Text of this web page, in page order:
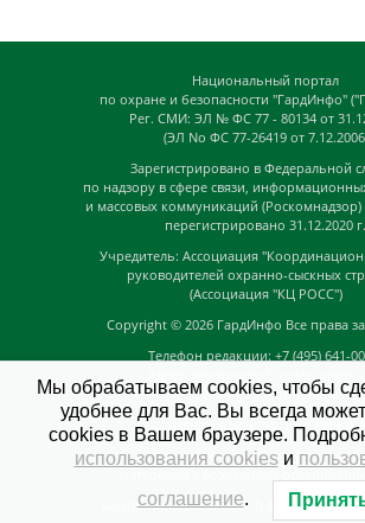
Национальный портал
по охране и безопасности "ГардИнфо"
Рег. СМИ: ЭЛ № ФС 77 - 80134 от
(ЭЛ No ФС 77-26419 от
Зарегистрировано в Федеральной
по надзору в сфере связи,
и массовых коммуникаций (Роскомнадзор)
перегистрировано 31.12.2020 г.
Учредитель: Ассоциация
руководителей охранно-сыскных
(Ассоциация "КЦ РОСС")
Copyright © 2026 ГардИнфо Все права
Телефон редакции: +7 (495) 641-
news@guardinfo.online
Главный редактор: Кузьмин Д.А.
На сайте могут быть
GuardInfo based on Catch Adaptive by
Мы обрабатываем cookies, чтобы
удобнее для Вас. Вы всегда
cookies в Вашем браузере.
использования cookiesи
соглашение.